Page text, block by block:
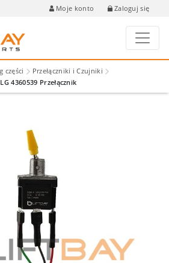
Moje konto Zaloguj się
części
Przełączniki i Czujniki
4360539 Przełącznik